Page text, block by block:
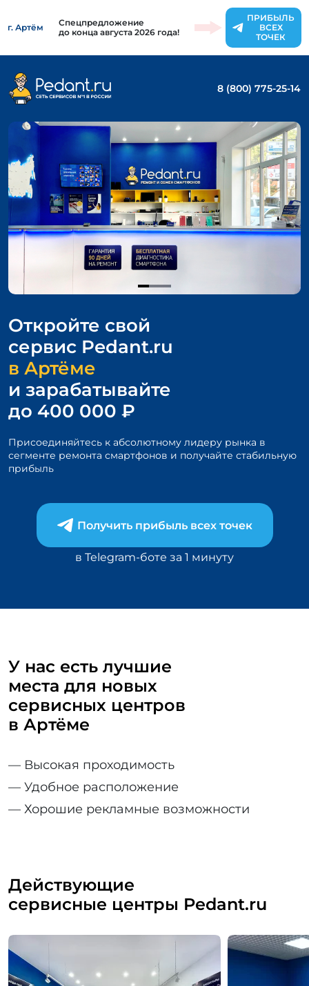
г. Артём
Спецпредложение
до конца августа 2026 года!
ПРИБЫЛЬ
ВСЕХ
ТОЧЕК
8 (800) 775-25-14
Откройте свой
сервис Pedant.ru
в Артёме
и зарабатывайте
до 400 000 ₽
Присоединяйтесь к абсолютному лидеру рынка в
сегменте ремонта смартфонов и получайте стабильную
прибыль
Получить прибыль всех точек
в Telegram-боте за 1 минуту
of
У нас есть лучшие
места для новых
сервисных центров
в Артёме
— Высокая проходимость
— Удобное расположение
— Хорошие рекламные возможности
Действующие
сервисные центры Pedant.ru